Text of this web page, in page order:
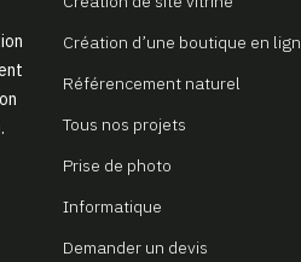
Création d’une boutique en
Référencement naturel
Tous nos projets
Prise de photo
Informatique
Demander un devis